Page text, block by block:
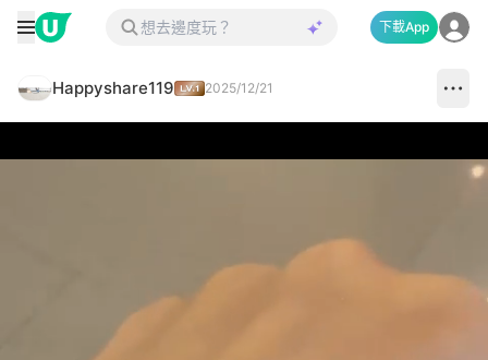
下載App
Happyshare119 2025/12/21